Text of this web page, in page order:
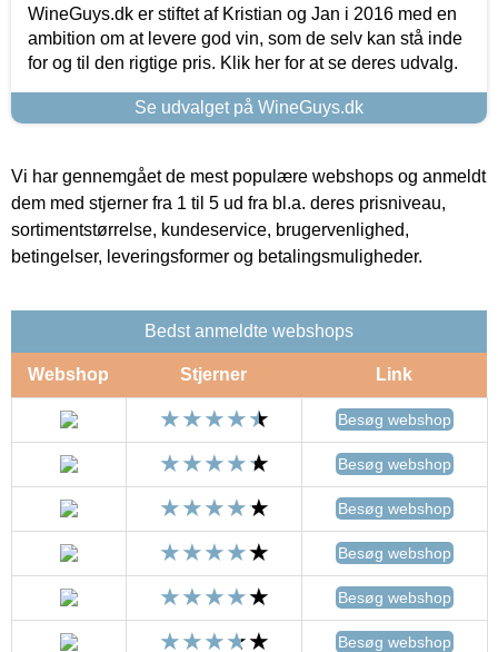
WineGuys.dk er stiftet af Kristian og Jan i 2016 med en
ambition om at levere god vin, som de selv kan stå inde
for og til den rigtige pris. Klik her for at se deres udvalg.
Se udvalget på WineGuys.dk
Vi har gennemgået de mest populære webshops og anmeldt
dem med stjerner fra 1 til 5 ud fra bl.a. deres prisniveau,
sortimentstørrelse, kundeservice, brugervenlighed,
betingelser, leveringsformer og betalingsmuligheder.
Bedst anmeldte webshops
Webshop Stjerner Link
Besøg webshop
Besøg webshop
Besøg webshop
Besøg webshop
Besøg webshop
Besøg webshop